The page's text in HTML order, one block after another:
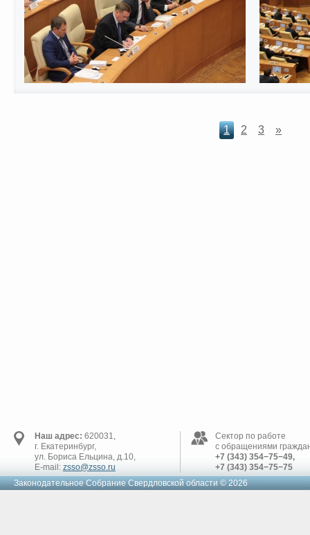
1 2 3 »
Наш адрес: 620031,
г. Екатеринбург,
ул. Бориса Ельцина, д.10,
E-mail: zsso@zsso.ru
Сектор по работе
с обращениями
+7 (343) 354−75−49,
+7 (343) 354−75−75
Законодательное Cобрание Свердловской области © 2026